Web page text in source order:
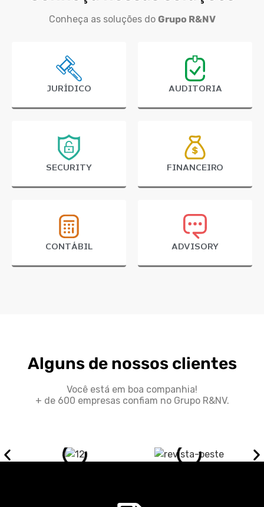
Conheça as soluções do Grupo R&NV
JURÍDICO AUDITORIA
SECURITY FINANCEIRO
CONTÁBIL ADVISORY
Alguns de nossos clientes
Você está em boa companhia!
+ de 600 empresas confiam no Grupo R&NV.